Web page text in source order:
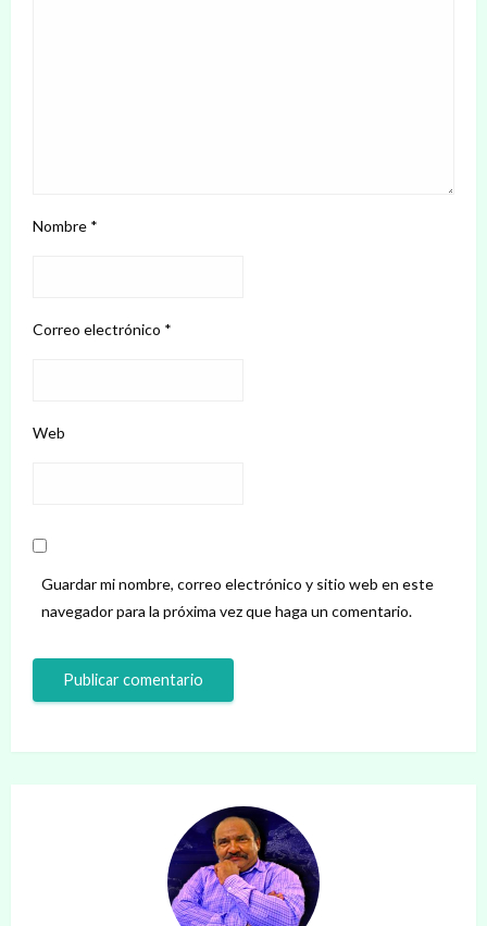
Nombre *
Correo electrónico *
Web
Guardar mi nombre, correo electrónico y sitio web en este
navegador para la próxima vez que haga un comentario.